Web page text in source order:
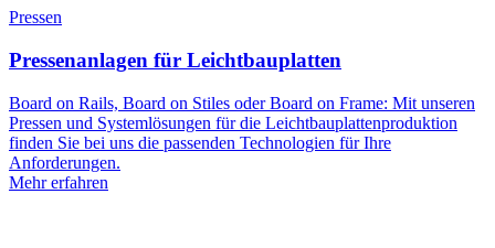
Pressen
Pressenanlagen für Leichtbauplatten
Board on Rails, Board on Stiles oder Board on Frame: Mit unseren
Pressen und Systemlösungen für die Leichtbauplattenproduktion
finden Sie bei uns die passenden Technologien für Ihre
Anforderungen.
Mehr erfahren